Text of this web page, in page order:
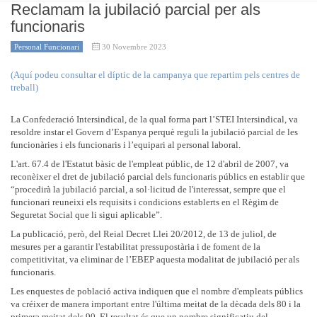
Reclamam la jubilació parcial per als
funcionaris
Personal Funcionari 30 Novembre 2023
(Aquí podeu consultar el díptic de la campanya que repartim pels centres de
treball)
La Confederació Intersindical, de la qual forma part l’STEI Intersindical, va
resoldre instar el Govern d’Espanya perquè reguli la jubilació parcial de les
funcionàries i els funcionaris i l’equipari al personal laboral.
L'art. 67.4 de l'Estatut bàsic de l'empleat públic, de 12 d'abril de 2007, va
reconèixer el dret de jubilació parcial dels funcionaris públics en establir que
“procedirà la jubilació parcial, a sol·licitud de l'interessat, sempre que el
funcionari reuneixi els requisits i condicions establerts en el Règim de
Seguretat Social que li sigui aplicable”.
La publicació, però, del Reial Decret Llei 20/2012, de 13 de juliol, de
mesures per a garantir l'estabilitat pressupostària i de foment de la
competitivitat, va eliminar de l’EBEP aquesta modalitat de jubilació per als
funcionaris.
Les enquestes de població activa indiquen que el nombre d'empleats públics
va créixer de manera important entre l'última meitat de la dècada dels 80 i la